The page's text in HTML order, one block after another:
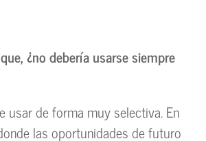
¿no debería usarse siempre
usar de forma muy selectiva. En
las oportunidades de futuro